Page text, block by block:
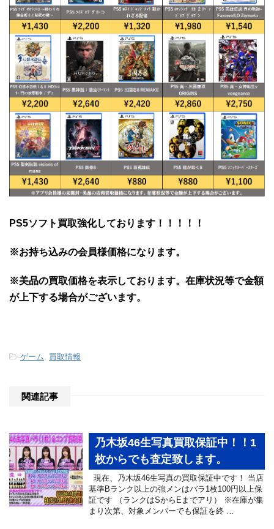
PS5ソフト買取強化しております！！！！！
※お持ち込みの会員様価格になります。
※美品の買取価格を表示しております。 在庫状況等で金額
が上下する場合がございます。
-ゲーム 買取情報
関連記事
乃木坂46生写真買取保証中！！1
枚からでも査定致します。
現在、乃木坂46生写真の買取保証中です！ 当店
基準Bランク以上の強メンはバラ1枚100円以上保
証です （ランクはSからEまでアリ） ※在庫が集
まり次第、対象メンバーでも保証を終 …